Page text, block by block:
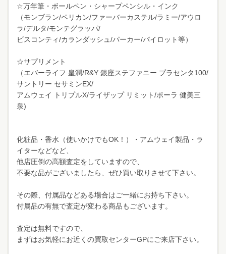
☆万年筆・ボールペン・シャープペンシル・インク
（モンブラン/ペリカン/ファーバーカステル/ラミー/アウロ
ラ/デルタ/モンテグラッパ/
ビスコンティ/カランダッシュ/パーカー/パイロット等）
☆サプリメント
（エバーライフ 皇潤/R&Y 銀座ステファニー プラセンタ100/
サントリー セサミンEX/
アムウェイ トリプルX/ライザップ リミット/ポーラ 健美三
泉)
化粧品・香水（使いかけでもOK！）・アムウェイ製品・ラ
イターなどなど、
他店圧倒の高額査定をしていますので、
不要な品がございましたら、ぜひ買い取りさせて下さい。
その際、付属品などある場合はご一緒にお持ち下さい。
付属品の有無で査定が変わる商品もございます。
査定は無料ですので、
まずはお気軽にお近くの買取センターGPにご来店下さい。